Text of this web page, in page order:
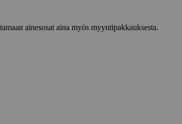
ainesosat aina myös myyntipakkauksesta.